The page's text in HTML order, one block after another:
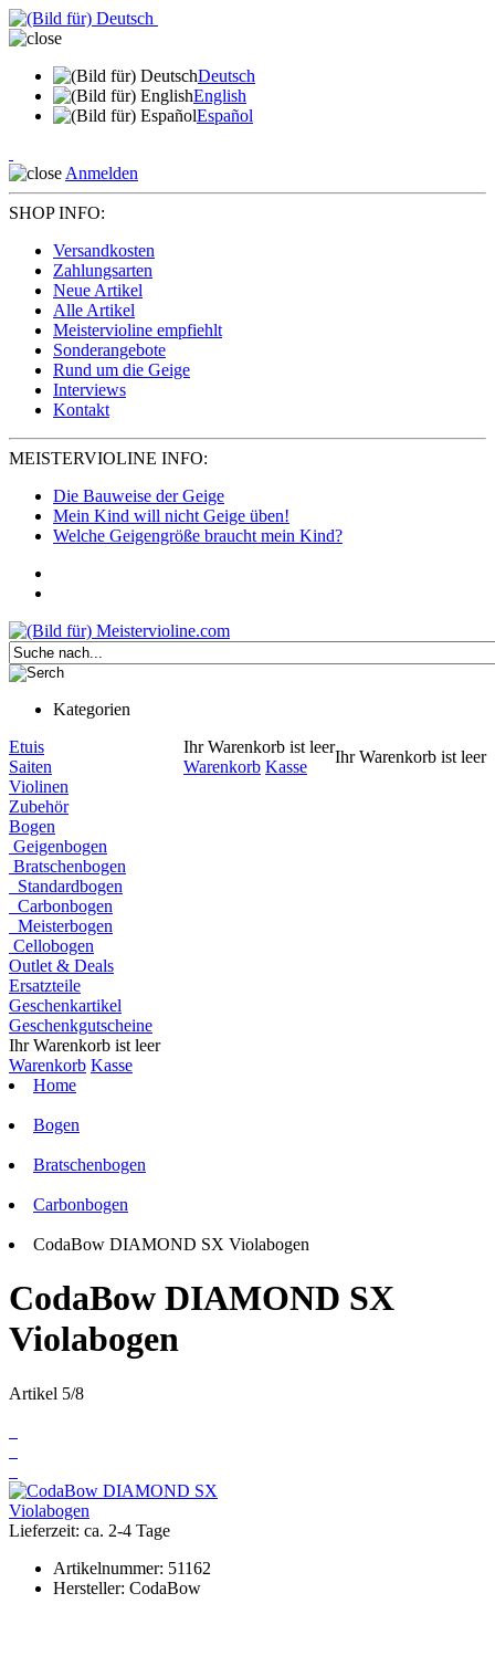
Deutsch
English
Español
Anmelden
SHOP INFO:
Versandkosten
Zahlungsarten
Neue Artikel
Alle Artikel
Meistervioline empfiehlt
Sonderangebote
Rund um die Geige
Interviews
Kontakt
MEISTERVIOLINE INFO:
Die Bauweise der Geige
Mein Kind will nicht Geige üben!
Welche Geigengröße braucht mein Kind?
Kategorien
Ihr Warenkorb ist leer
Warenkorb Kasse
Ihr Warenkorb ist leer
Etuis
Saiten
Violinen
Zubehör
Bogen
Geigenbogen
Bratschenbogen
Standardbogen
Carbonbogen
Meisterbogen
Cellobogen
Outlet & Deals
Ersatzteile
Geschenkartikel
Geschenkgutscheine
Ihr Warenkorb ist leer
Warenkorb Kasse
Home
Bogen
Bratschenbogen
Carbonbogen
CodaBow DIAMOND SX Violabogen
CodaBow DIAMOND SX
Violabogen
Artikel 5/8
Lieferzeit: ca. 2-4 Tage
Artikelnummer: 51162
Hersteller: CodaBow